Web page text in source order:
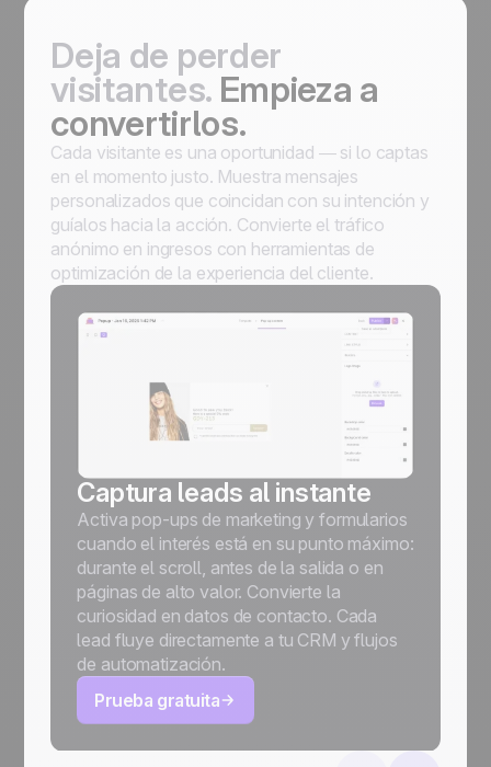
Deja de perder
visitantes. Empieza a
convertirlos.
Cada visitante es una oportunidad — si lo captas
en el momento justo. Muestra mensajes
personalizados que coincidan con su intención y
guíalos hacia la acción. Convierte el tráfico
anónimo en ingresos con herramientas de
optimización de la experiencia del cliente.
Captura leads al instante
Activa pop-ups de marketing y formularios
cuando el interés está en su punto máximo:
durante el scroll, antes de la salida o en
páginas de alto valor. Convierte la
curiosidad en datos de contacto. Cada
lead fluye directamente a tu CRM y flujos
de automatización.
Prueba gratuita